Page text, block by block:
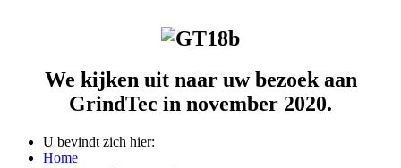
We kijken uit naar uw bezoek aan
GrindTec in november 2020.
U bevindt zich hier:
Home